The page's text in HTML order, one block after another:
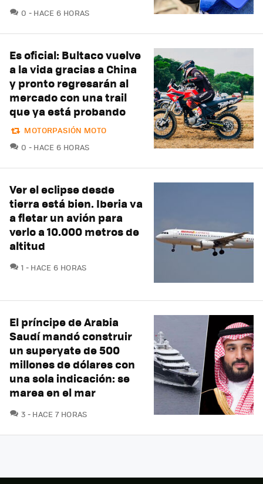
0 COMENTARIOS
HACE 6 HORAS
Es oficial: Bultaco vuelve
a la vida gracias a China
y pronto regresarán al
mercado con una trail
que ya está probando
MOTORPASIÓN MOTO
0 COMENTARIOS
HACE 6 HORAS
Ver el eclipse desde
tierra está bien. Iberia va
a fletar un avión para
verlo a 10.000 metros de
altitud
1 COMENTARIOS
HACE 6 HORAS
El príncipe de Arabia
Saudí mandó construir
un superyate de 500
millones de dólares con
una sola indicación: se
marea en el mar
3 COMENTARIOS
HACE 7 HORAS